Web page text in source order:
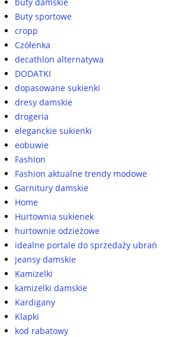
Buty sportowe
cropp
Czółenka
decathlon alternatywa
DODATKI
dopasowane sukienki
dresy damskie
drogeria
eleganckie sukienki
eobuwie
Fashion
Fashion aktualne trendy modowe
Garnitury damskie
Home
Hurtownia sukienek
hurtownie odzieżowe
idealne portale do sprzedaży ubrań
jeansy damskie
Kamizelki
kamizelki damskie
Kardigany
Klapki
kod rabatowy